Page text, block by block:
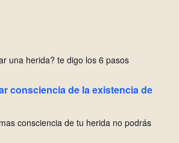
una herida? te digo los 6 pasos
consciencia de la existencia de
consciencia de tu herida no podrás